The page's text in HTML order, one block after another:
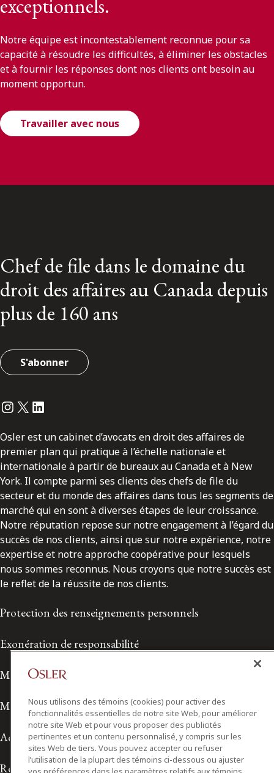
exceptionnels.
Notre équipe est incontestablement reconnue pour sa
capacité à résoudre les difficultés, à éliminer les obstacles
et à fournir les réponses dont nos clients ont besoin au
moment opportun.
Travailler avec nous
Chef de file dans le domaine du
droit des affaires au Canada depuis
plus de 160 ans
S'abonner
Instagram
Twitter
LinkedIn
Osler est un cabinet d’avocats en droit des affaires de
premier plan qui pratique à l’échelle nationale et
internationale à partir de bureaux au Canada et à New
York. Il compte parmi ses clients des chefs de file du
secteur et du monde des affaires dans tous les segments de
marché qui en sont à diverses étapes de leur croissance.
Notre réputation repose sur notre engagement à l’égard du
succès de nos clients, ainsi que sur notre expérience, notre
expertise et notre approche coopérative pour lesquels
nous sommes reconnus. Nous croyons que notre succès est
le reflet de la réussite de nos clients.
Protection des renseignements personnels
Exonération de responsabilité
Modalités de prestation de services
Modalités d'utilisation
Accessibilité
Relations avec les médias
Nous utilisons des témoins (cookies) pour activer des
fonctionnalités essentielles de notre site Web, pour améliorer
notre site Web et pour vous proposer des publicités
pertinentes et un contenu personnalisé, y compris sur les
sites Web de tiers. Vous pouvez accepter ou refuser
l’utilisation de la plupart des témoins ci-dessous ou ajuster